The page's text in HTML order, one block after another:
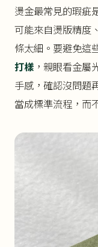
燙金最常見的瑕疵
可能來自燙版精度
條太細。要避免這
打樣 ，親眼看金
手感，確認沒問題
當成標準流程，而